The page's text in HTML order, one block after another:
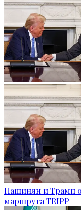
Пашинян и Трамп
маршрута TRIPP